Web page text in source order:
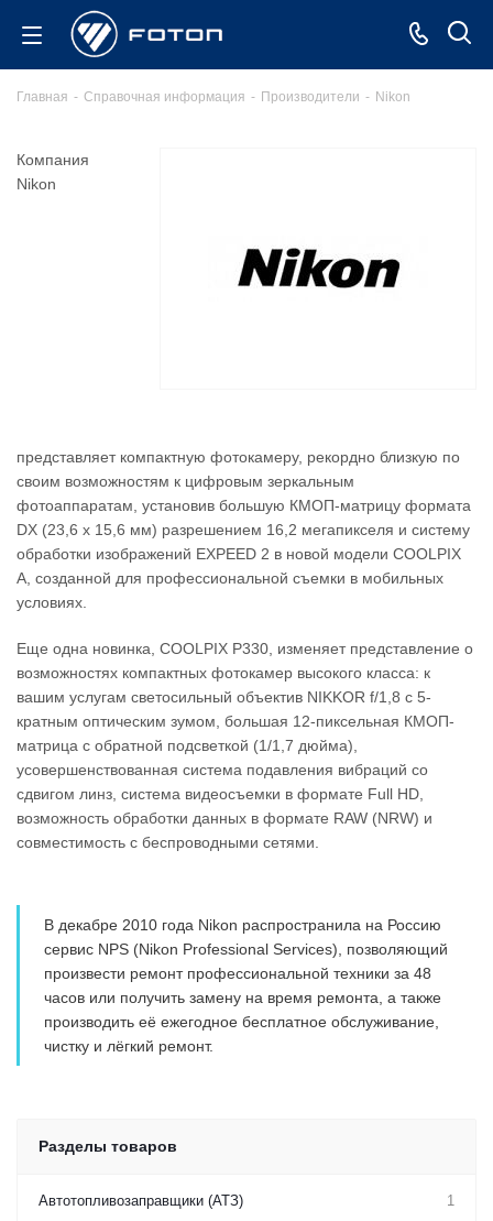
Главная - Справочная информация - Производители - Nikon
Компания
Nikon
представляет компактную фотокамеру, рекордно близкую по
своим возможностям к цифровым зеркальным
фотоаппаратам, установив большую КМОП-матрицу формата
DX (23,6 х 15,6 мм) разрешением 16,2 мегапикселя и систему
обработки изображений EXPEED 2 в новой модели COOLPIX
A, созданной для профессиональной съемки в мобильных
условиях.
Еще одна новинка, COOLPIX P330, изменяет представление о
возможностях компактных фотокамер высокого класса: к
вашим услугам светосильный объектив NIKKOR f/1,8 с 5-
кратным оптическим зумом, большая 12-пиксельная КМОП-
матрица с обратной подсветкой (1/1,7 дюйма),
усовершенствованная система подавления вибраций со
сдвигом линз, система видеосъемки в формате Full HD,
возможность обработки данных в формате RAW (NRW) и
совместимость с беспроводными сетями.
В декабре 2010 года Nikon распространила на Россию
сервис NPS (Nikon Professional Services), позволяющий
произвести ремонт профессиональной техники за 48
часов или получить замену на время ремонта, а также
производить её ежегодное бесплатное обслуживание,
чистку и лёгкий ремонт.
Разделы товаров
Автотопливозаправщики (АТЗ)
1